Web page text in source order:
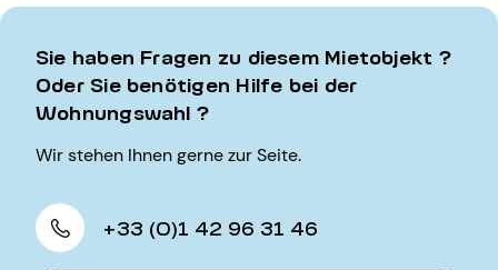
Sie haben Fragen zu diesem Mietobjekt ?
Oder Sie benötigen Hilfe bei der
Wohnungswahl ?
Wir stehen Ihnen gerne zur Seite.
+33 (0)1 42 96 31 46